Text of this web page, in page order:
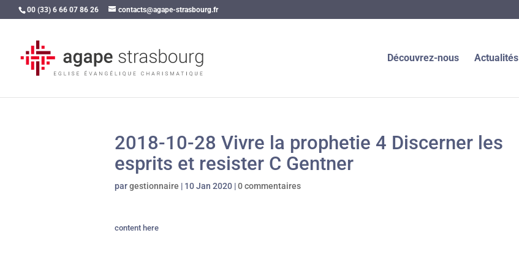
00 (33) 6 66 07 86 26 contacts@agape-strasbourg.fr
Découvrez-nous Actualités
2018-10-28 Vivre la prophetie 4 Discerner les
esprits et resister C Gentner
pargestionnaire | 10 Jan 2020 |0 commentaires
content here